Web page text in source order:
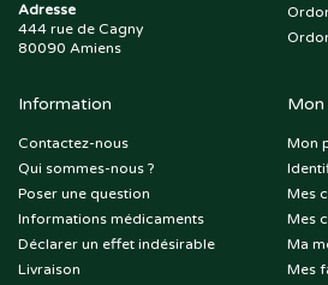
Adresse
444 rue de Cagny
80090 Amiens
Information
Contactez-nous
Qui sommes-nous ?
Poser une question
Informations médicaments
Déclarer un effet indésirable
Livraison
Mon
Mes
Mes
Ma
Mes